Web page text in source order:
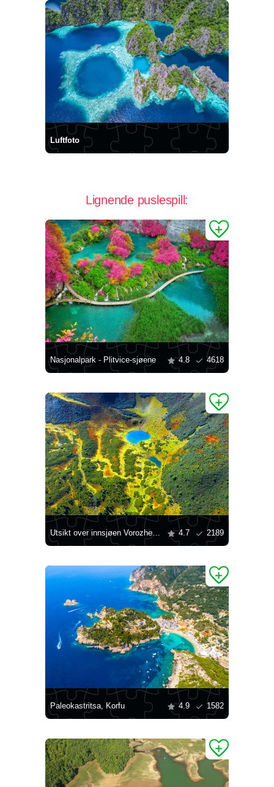
Luftfoto
Lignende puslespill:
Nasjonalpark - Plitvice-sjøene 4.8 4618
Utsikt over innsjøen Vorozheska 4.7 2189
Paleokastritsa, Korfu 4.9 1582